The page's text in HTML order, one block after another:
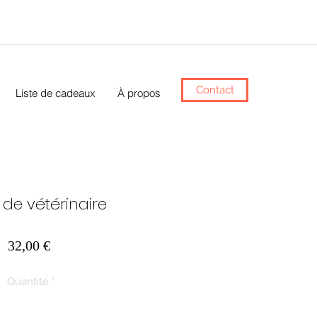
Liste de cadeaux À propos Contact
de vétérinaire
32,00 €Prix
Quantité *